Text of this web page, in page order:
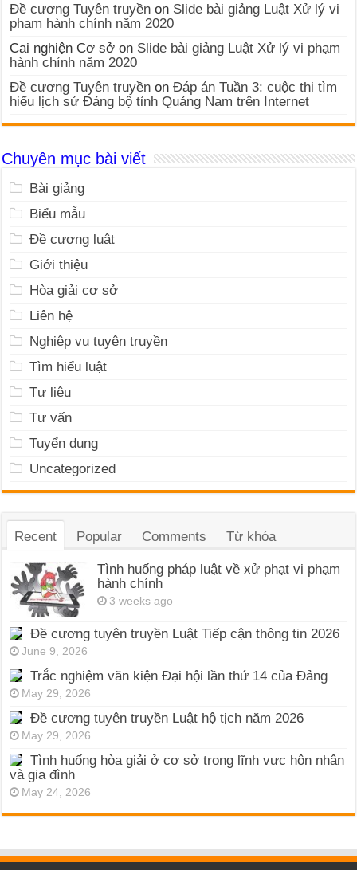
Đề cương Tuyên truyền on Slide bài giảng Luật Xử lý vi
phạm hành chính năm 2020
Cai nghiện Cơ sở on Slide bài giảng Luật Xử lý vi phạm
hành chính năm 2020
Đề cương Tuyên truyền onĐáp án Tuần 3: cuộc thi tìm
hiểu lịch sử Đảng bộ tỉnh Quảng Nam trên Internet
Chuyên mục bài viết
Bài giảng
Biểu mẫu
Đề cương luật
Giới thiệu
Hòa giải cơ sở
Liên hệ
Nghiệp vụ tuyên truyền
Tìm hiểu luật
Tư liệu
Tư vấn
Tuyển dụng
Uncategorized
Recent Popular Comments Từ khóa
Tình huống pháp luật về xử phạt vi phạm
hành chính
3 weeks ago
Đề cương tuyên truyền Luật Tiếp cận thông tin 2026
June 9, 2026
Trắc nghiệm văn kiện Đại hội lần thứ 14 của Đảng
May 29, 2026
Đề cương tuyên truyền Luật hộ tịch năm 2026
May 29, 2026
Tình huống hòa giải ở cơ sở trong lĩnh vực hôn nhân
và gia đình
May 24, 2026